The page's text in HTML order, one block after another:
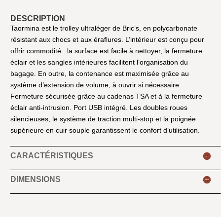
DESCRIPTION
Taormina est le trolley ultraléger de Bric’s, en polycarbonate
résistant aux chocs et aux éraflures. L’intérieur est conçu pour
offrir commodité : la surface est facile à nettoyer, la fermeture
éclair et les sangles intérieures facilitent l’organisation du
bagage. En outre, la contenance est maximisée grâce au
système d’extension de volume, à ouvrir si nécessaire.
Fermeture sécurisée grâce au cadenas TSA et à la fermeture
éclair anti-intrusion. Port USB intégré. Les doubles roues
silencieuses, le système de traction multi-stop et la poignée
supérieure en cuir souple garantissent le confort d’utilisation.
CARACTÉRISTIQUES
DIMENSIONS